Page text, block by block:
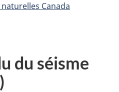
Canada
du séisme